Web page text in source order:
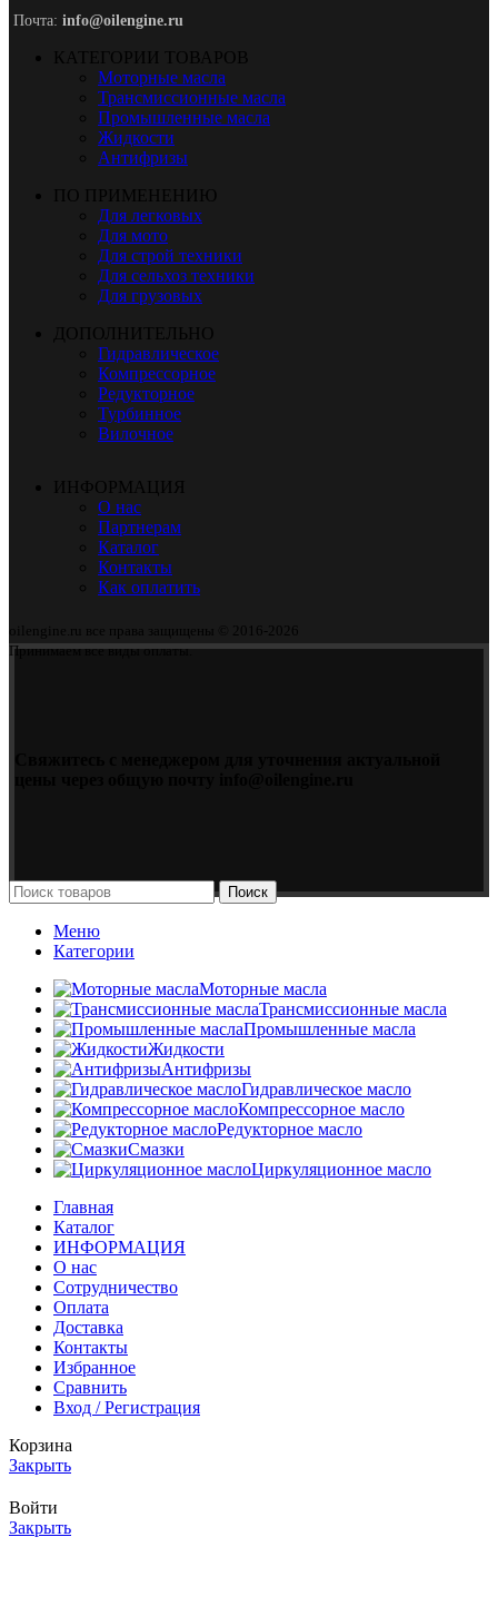
Почта: info@oilengine.ru
КАТЕГОРИИ ТОВАРОВ
Моторные масла
Трансмиссионные масла
Промышленные масла
Жидкости
Антифризы
ПО ПРИМЕНЕНИЮ
Для легковых
Для мото
Для строй техники
Для сельхоз техники
Для грузовых
ДОПОЛНИТЕЛЬНО
Гидравлическое
Компрессорное
Редукторное
Турбинное
Вилочное
ИНФОРМАЦИЯ
О нас
Партнерам
Каталог
Контакты
Как оплатить
oilengine.ru все права защищены © 2016-2026
Принимаем все виды оплаты.
Поиск
Меню
Категории
Моторные масла
Трансмиссионные масла
Промышленные масла
Жидкости
Антифризы
Гидравлическое масло
Компрессорное масло
Редукторное масло
Смазки
Циркуляционное масло
Главная
Каталог
ИНФОРМАЦИЯ
О нас
Сотрудничество
Оплата
Доставка
Контакты
Избранное
Сравнить
Вход / Регистрация
Корзина
Закрыть
Войти
Закрыть